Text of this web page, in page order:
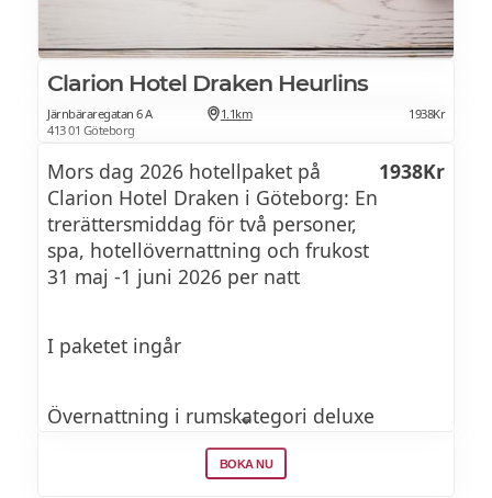
Mini-munkar
Kakapaj med vanilj Sås
Kakor
Fruktfat
Mormors cupcake med chokladkräm
Popcorn
Clarion Hotel Draken Heurlins
Järnbäraregatan 6 A
413 01 Göteborg
1.1km 1938Kr
Mors dag 2026 hotellpaket på
Clarion Hotel Draken i Göteborg: En
trerättersmiddag för två personer,
spa, hotellövernattning och frukost
31 maj -1 juni 2026 per natt
1938Kr
I paketet ingår
Övernattning i rumskategori deluxe
BOKA NU